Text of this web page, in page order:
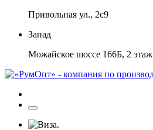
Привольная ул., 2с9
Запад
Можайское шоссе 166Б, 2 этаж